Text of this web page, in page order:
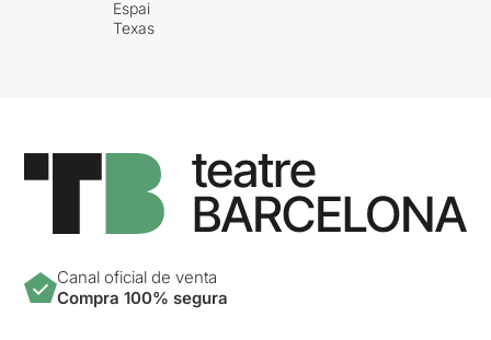
Espai
Texas
Canal oficial de venta
Compra 100% segura